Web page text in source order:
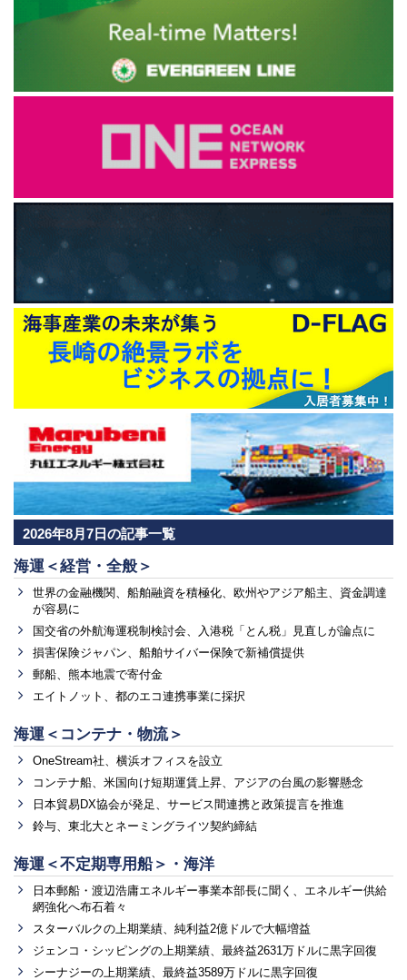
2026年8月7日の記事一覧
海運＜経営・全般＞
世界の金融機関、船舶融資を積極化、欧州やアジア船主、資金調達
が容易に
国交省の外航海運税制検討会、入港税「とん税」見直しが論点に
損害保険ジャパン、船舶サイバー保険で新補償提供
郵船、熊本地震で寄付金
エイトノット、都のエコ連携事業に採択
海運＜コンテナ・物流＞
OneStream社、横浜オフィスを設立
コンテナ船、米国向け短期運賃上昇、アジアの台風の影響懸念
日本貿易DX協会が発足、サービス間連携と政策提言を推進
鈴与、東北大とネーミングライツ契約締結
海運＜不定期専用船＞・海洋
日本郵船・渡辺浩庸エネルギー事業本部長に聞く、エネルギー供給
網強化へ布石着々
スターバルクの上期業績、純利益2億ドルで大幅増益
ジェンコ・シッピングの上期業績、最終益2631万ドルに黒字回復
シーナジーの上期業績、最終益3589万ドルに黒字回復